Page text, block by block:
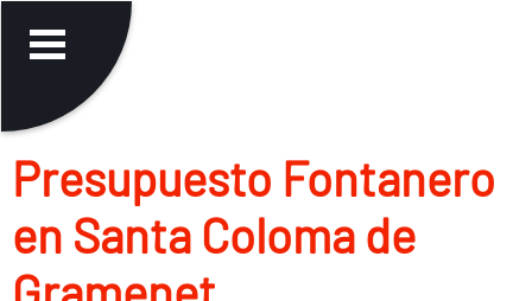
Presupuesto Fontanero
en Santa Coloma de